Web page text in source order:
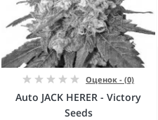
Оценок - (0)
Auto JACK HERER - Victory
Seeds